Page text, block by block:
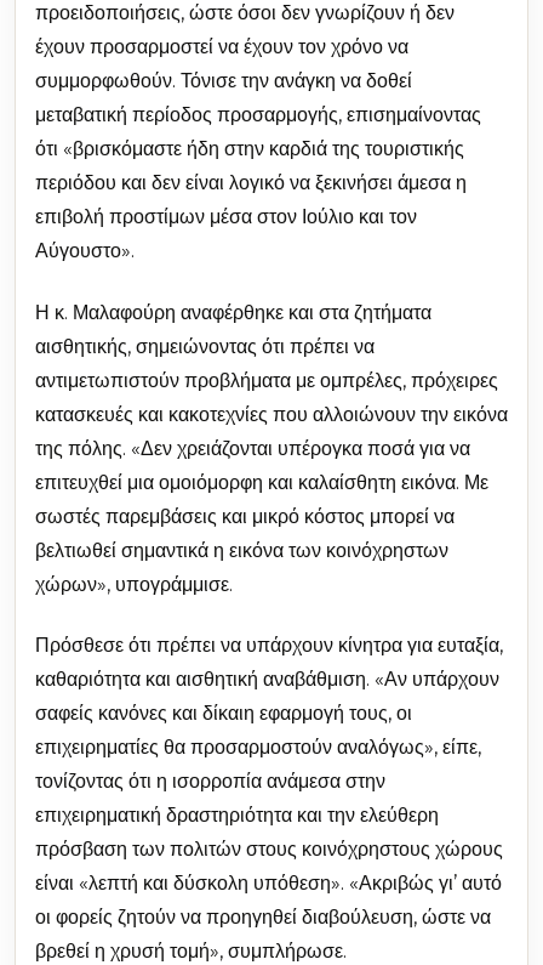
προειδοποιήσεις, ώστε όσοι δεν γνωρίζουν ή δεν
έχουν προσαρμοστεί να έχουν τον χρόνο να
συμμορφωθούν. Τόνισε την ανάγκη να δοθεί
μεταβατική περίοδος προσαρμογής, επισημαίνοντας
ότι «βρισκόμαστε ήδη στην καρδιά της τουριστικής
περιόδου και δεν είναι λογικό να ξεκινήσει άμεσα η
επιβολή προστίμων μέσα στον Ιούλιο και τον
Αύγουστο».
Η κ. Μαλαφούρη αναφέρθηκε και στα ζητήματα
αισθητικής, σημειώνοντας ότι πρέπει να
αντιμετωπιστούν προβλήματα με ομπρέλες, πρόχειρες
κατασκευές και κακοτεχνίες που αλλοιώνουν την εικόνα
της πόλης. «Δεν χρειάζονται υπέρογκα ποσά για να
επιτευχθεί μια ομοιόμορφη και καλαίσθητη εικόνα. Με
σωστές παρεμβάσεις και μικρό κόστος μπορεί να
βελτιωθεί σημαντικά η εικόνα των κοινόχρηστων
χώρων», υπογράμμισε.
Πρόσθεσε ότι πρέπει να υπάρχουν κίνητρα για ευταξία,
καθαριότητα και αισθητική αναβάθμιση. «Αν υπάρχουν
σαφείς κανόνες και δίκαιη εφαρμογή τους, οι
επιχειρηματίες θα προσαρμοστούν αναλόγως», είπε,
τονίζοντας ότι η ισορροπία ανάμεσα στην
επιχειρηματική δραστηριότητα και την ελεύθερη
πρόσβαση των πολιτών στους κοινόχρηστους χώρους
είναι «λεπτή και δύσκολη υπόθεση». «Ακριβώς γι’ αυτό
οι φορείς ζητούν να προηγηθεί διαβούλευση, ώστε να
βρεθεί η χρυσή τομή», συμπλήρωσε.